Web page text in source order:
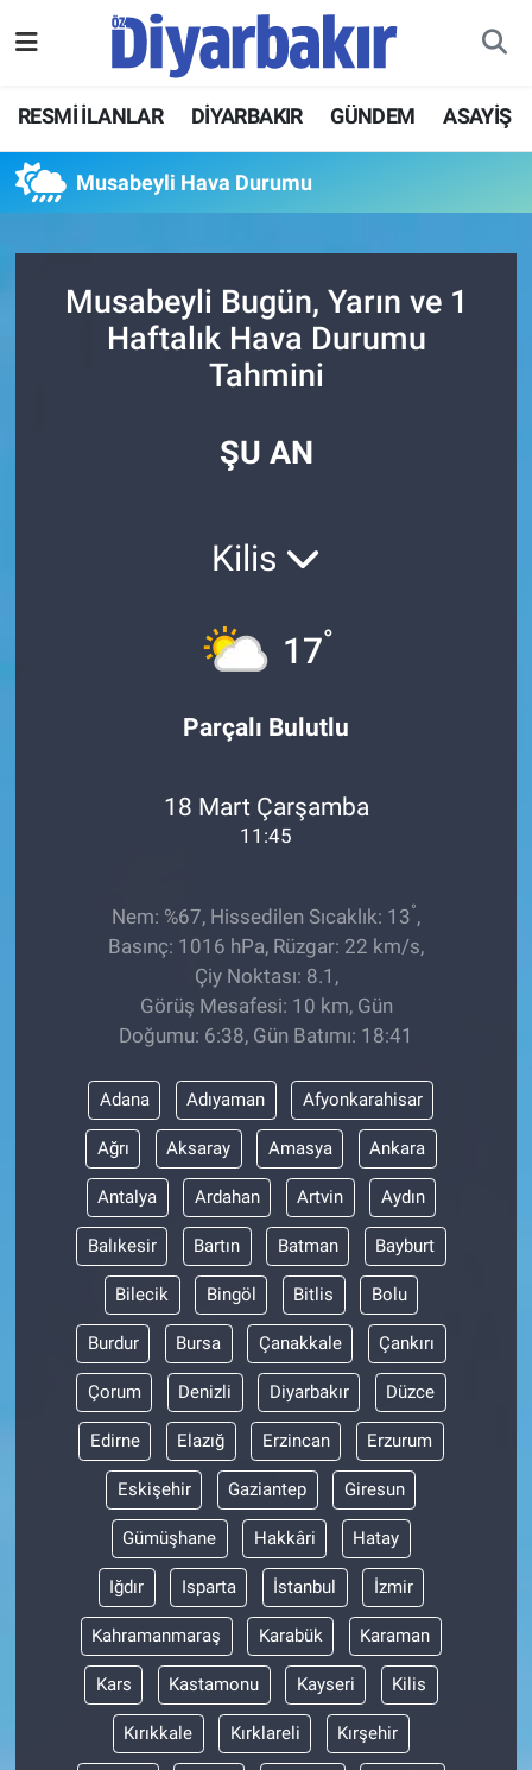
RESMİ İLANLAR DİYARBAKIR GÜNDEM ASAYİŞ
Musabeyli Hava Durumu
Musabeyli Bugün, Yarın ve 1
Haftalık Hava Durumu
Tahmini
ŞU AN
Kilis
17°
Parçalı Bulutlu
18 Mart Çarşamba
11:45
Nem: %67, Hissedilen Sıcaklık: 13°,
Basınç: 1016 hPa, Rüzgar: 22 km/s,
Çiy Noktası: 8.1,
Görüş Mesafesi: 10 km, Gün
Doğumu: 6:38, Gün Batımı: 18:41
Adana Adıyaman Afyonkarahisar
Ağrı Aksaray Amasya Ankara
Antalya Ardahan Artvin Aydın
Balıkesir Bartın Batman Bayburt
Bilecik Bingöl Bitlis Bolu
Burdur Bursa Çanakkale Çankırı
Çorum Denizli Diyarbakır Düzce
Edirne Elazığ Erzincan Erzurum
Eskişehir Gaziantep Giresun
Gümüşhane Hakkâri Hatay
Iğdır Isparta İstanbul İzmir
Kahramanmaraş Karabük Karaman
Kars Kastamonu Kayseri Kilis
Kırıkkale Kırklareli Kırşehir
ASAYİŞ
DİYARBAKIR
GÜNDEM
Hava Durumu
Namaz Vakitleri
Süper Lig Puan Durumu ve Fikstür
Son Dakika Haberleri